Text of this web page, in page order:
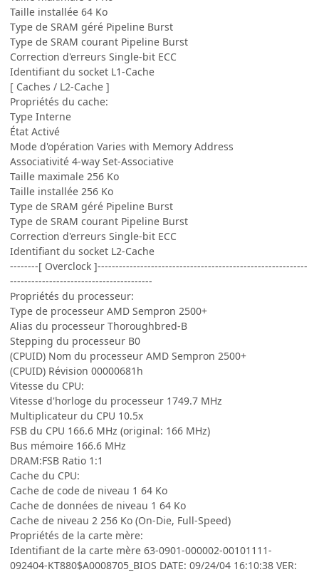
Taille installée 64 Ko
Type de SRAM géré Pipeline Burst
Type de SRAM courant Pipeline Burst
Correction d'erreurs Single-bit ECC
Identifiant du socket L1-Cache
[ Caches / L2-Cache ]
Propriétés du cache:
Type Interne
État Activé
Mode d'opération Varies with Memory Address
Associativité 4-way Set-Associative
Taille maximale 256 Ko
Taille installée 256 Ko
Type de SRAM géré Pipeline Burst
Type de SRAM courant Pipeline Burst
Correction d'erreurs Single-bit ECC
Identifiant du socket L2-Cache
--------[ Overclock ]-----------------------------------------------------------
----------------------------------------
Propriétés du processeur:
Type de processeur AMD Sempron 2500+
Alias du processeur Thoroughbred-B
Stepping du processeur B0
(CPUID) Nom du processeur AMD Sempron 2500+
(CPUID) Révision 00000681h
Vitesse du CPU:
Vitesse d'horloge du processeur 1749.7 MHz
Multiplicateur du CPU 10.5x
FSB du CPU 166.6 MHz (original: 166 MHz)
Bus mémoire 166.6 MHz
DRAM:FSB Ratio 1:1
Cache du CPU:
Cache de code de niveau 1 64 Ko
Cache de données de niveau 1 64 Ko
Cache de niveau 2 256 Ko (On-Die, Full-Speed)
Propriétés de la carte mère:
Identifiant de la carte mère 63-0901-000002-00101111-
092404-KT880$A0008705_BIOS DATE: 09/24/04 16:10:38 VER: